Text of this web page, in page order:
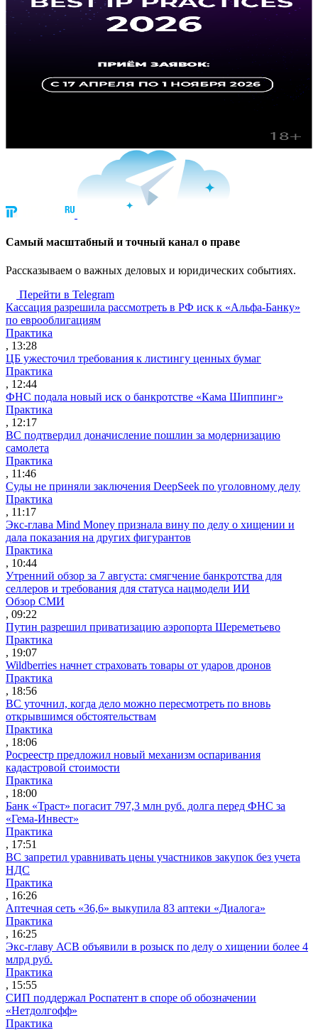
Cамый масштабный и точный канал о праве
Рассказываем о важных деловых и юридических событиях.
Перейти в Telegram
Кассация разрешила рассмотреть в РФ иск к «Альфа-Банку»
по еврооблигациям
Практика
, 13:28
ЦБ ужесточил требования к листингу ценных бумаг
Практика
, 12:44
ФНС подала новый иск о банкротстве «Кама Шиппинг»
Практика
, 12:17
ВС подтвердил доначисление пошлин за модернизацию
самолета
Практика
, 11:46
Суды не приняли заключения DeepSeek по уголовному делу
Практика
, 11:17
Экс-глава Mind Money признала вину по делу о хищении и
дала показания на других фигурантов
Практика
, 10:44
Утренний обзор за 7 августа: смягчение банкротства для
селлеров и требования для статуса нацмодели ИИ
Обзор СМИ
, 09:22
Путин разрешил приватизацию аэропорта Шереметьево
Практика
, 19:07
Wildberries начнет страховать товары от ударов дронов
Практика
, 18:56
ВС уточнил, когда дело можно пересмотреть по вновь
открывшимся обстоятельствам
Практика
, 18:06
Росреестр предложил новый механизм оспаривания
кадастровой стоимости
Практика
, 18:00
Банк «Траст» погасит 797,3 млн руб. долга перед ФНС за
«Гема-Инвест»
Практика
, 17:51
ВС запретил уравнивать цены участников закупок без учета
НДС
Практика
, 16:26
Аптечная сеть «36,6» выкупила 83 аптеки «Диалога»
Практика
, 16:25
Экс-главу АСВ объявили в розыск по делу о хищении более 4
млрд руб.
Практика
, 15:55
СИП поддержал Роспатент в споре об обозначении
«Нетдолгофф»
Практика